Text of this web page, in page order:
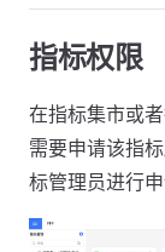
指标权限
在指标集市或
需要申请该指
标管理员进行申